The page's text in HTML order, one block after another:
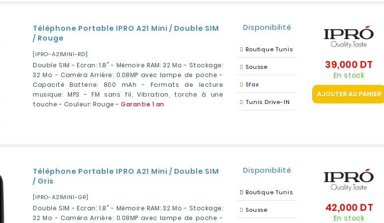
Téléphone Portable IPRO A21 Mini / Double SIM
/ Rouge
[IPRO-A21MINI-RD]
Double SIM - Ecran: 1.8" - Mémoire RAM: 32 Mo - Stockage:
32 Mo - Caméra Arrière: 0.08MP avec lampe de poche -
Capacité Batterie: 800 mAh - Formats de lecture
musique: MP3 - FM sans fil, Vibration, torche à une
touche - Couleur: Rouge -Garantie 1 an
Disponibilité
Boutique Tunis
Sousse
Sfax
Tunis Drive-IN
39,000 DT
En stock
AJOUTER AU PANIER
Téléphone Portable IPRO A21 Mini / Double SIM
/ Gris
[IPRO-A21MINI-GR]
Double SIM - Ecran: 1.8" - Mémoire RAM: 32 Mo - Stockage:
32 Mo - Caméra Arrière: 0.08MP avec lampe de poche -
Disponibilité
Boutique Tunis
Sousse 42,000 DT
En stock